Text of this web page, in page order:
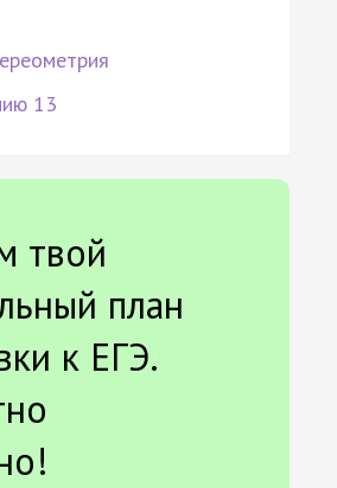
13
твой
план
к ЕГЭ.